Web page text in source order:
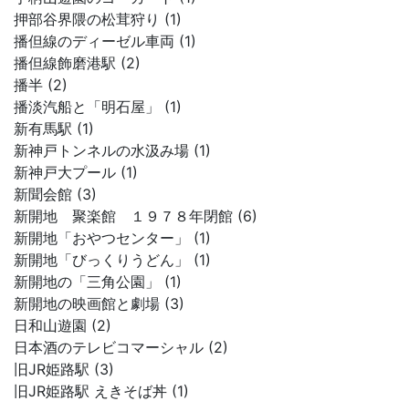
押部谷界隈の松茸狩り (1)
播但線のディーゼル車両 (1)
播但線飾磨港駅 (2)
播半 (2)
播淡汽船と「明石屋」 (1)
新有馬駅 (1)
新神戸トンネルの水汲み場 (1)
新神戸大プール (1)
新聞会館 (3)
新開地 聚楽館 １９７８年閉館 (6)
新開地「おやつセンター」 (1)
新開地「びっくりうどん」 (1)
新開地の「三角公園」 (1)
新開地の映画館と劇場 (3)
日和山遊園 (2)
日本酒のテレビコマーシャル (2)
旧JR姫路駅 (3)
旧JR姫路駅 えきそば丼 (1)